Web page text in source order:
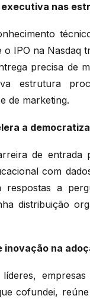
nas
IPO na Nasdaq
precisa de
estrutura
de marketing.
a
de entrada
com
respostas a
distribuição
inovação na
cofundei,